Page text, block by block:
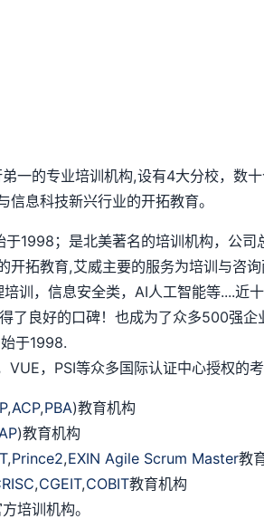
的专业培训机构,设有4大分校，数
息科技新兴行业的开拓教育。
；是北美著名的培训机构，公司
拓教育,艾威主要的服务为培训与咨
训，信息安全类，AI人工智能等....近
良好的口碑！也成为了众多500强企
于1998.
，PSI等众多国际认证中心授权的
,ACP,PBA)教育机构
)教育机构
,Prince2,EXIN Agile Scrum Master教
,CGEIT,COBIT教育机构
培训机构。